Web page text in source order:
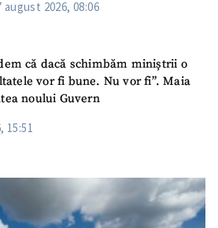
august 2026, 08:06
că dacă schimbăm miniștrii o
vor fi bune. Nu vor fi”. Maia
noului Guvern
15:51